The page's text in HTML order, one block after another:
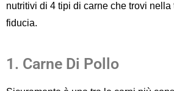
nutritivi di 4 tipi di carne che trovi nella
fiducia.
1. Carne Di Pollo